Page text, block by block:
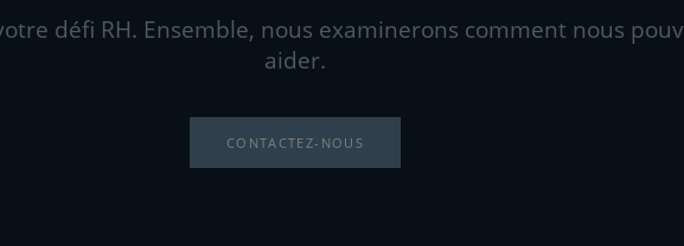
défi RH. Ensemble, nous examinerons comment nous
aider.
CONTACTEZ-NOUS